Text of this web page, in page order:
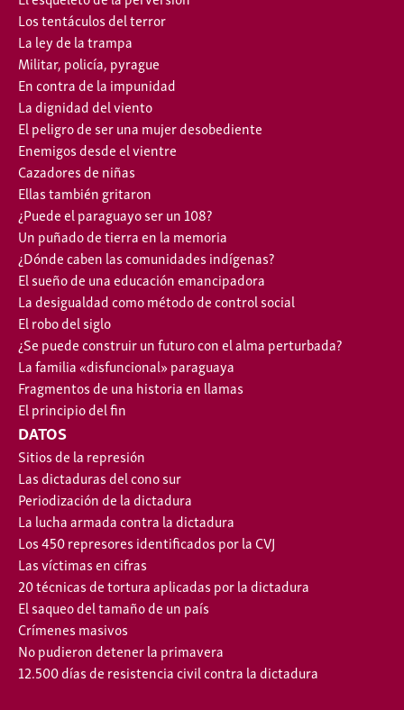
Los tentáculos del terror
La ley de la trampa
Militar, policía, pyrague
En contra de la impunidad
La dignidad del viento
El peligro de ser una mujer desobediente
Enemigos desde el vientre
Cazadores de niñas
Ellas también gritaron
¿Puede el paraguayo ser un 108?
Un puñado de tierra en la memoria
¿Dónde caben las comunidades indígenas?
El sueño de una educación emancipadora
La desigualdad como método de control social
El robo del siglo
¿Se puede construir un futuro con el alma perturbada?
La familia «disfuncional» paraguaya
Fragmentos de una historia en llamas
El principio del fin
DATOS
Sitios de la represión
Las dictaduras del cono sur
Periodización de la dictadura
La lucha armada contra la dictadura
Los 450 represores identificados por la CVJ
Las víctimas en cifras
20 técnicas de tortura aplicadas por la dictadura
El saqueo del tamaño de un país
Crímenes masivos
No pudieron detener la primavera
12.500 días de resistencia civil contra la dictadura